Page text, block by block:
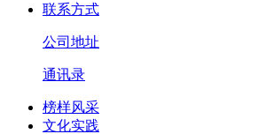
联系方式
公司地址
通讯录
榜样风采
文化实践